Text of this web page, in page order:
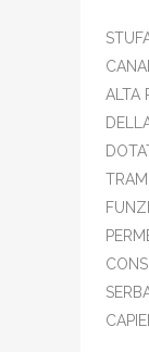
ALTA